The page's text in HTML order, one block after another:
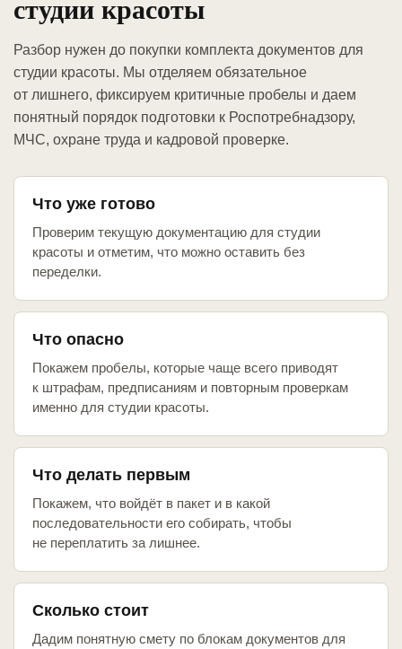
студии красоты
Разбор нужен до покупки комплекта документов для
студии красоты. Мы отделяем обязательное
от лишнего, фиксируем критичные пробелы и даем
понятный порядок подготовки к Роспотребнадзору,
МЧС, охране труда и кадровой проверке.
Что уже готово
Проверим текущую документацию для студии
красоты и отметим, что можно оставить без
переделки.
Что опасно
Покажем пробелы, которые чаще всего приводят
к штрафам, предписаниям и повторным проверкам
именно для студии красоты.
Что делать первым
Покажем, что войдёт в пакет и в какой
последовательности его собирать, чтобы
не переплатить за лишнее.
Сколько стоит
Дадим понятную смету по блокам документов для